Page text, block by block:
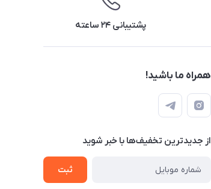
پشتیبانی ۲۴ ساعته
همراه ما باشید!
از جدید‌ترین تخفیف‌ها با‌ خبر شوید
ثبت